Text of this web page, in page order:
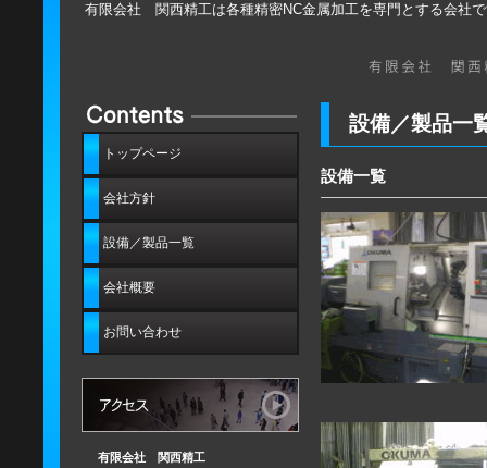
有限会社 関西精工は各種精密NC金属加工を専門とする会社
設備／製品一
設備一覧
トップページ
会社方針
設備／製品一覧
会社概要
お問い合わせ
有限会社 関西精工